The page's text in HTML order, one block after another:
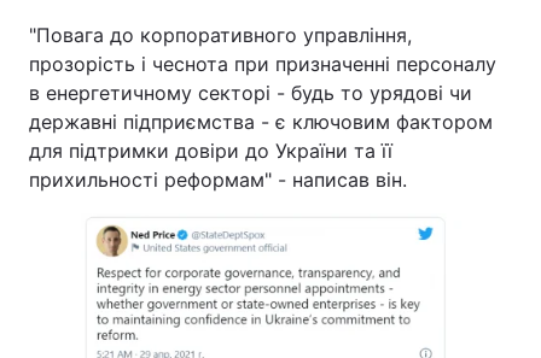
"Повага до корпоративного управління,
прозорість і чеснота при призначенні персоналу
в енергетичному секторі - будь то урядові чи
державні підприємства - є ключовим фактором
для підтримки довіри до України та її
прихильності реформам" - написав він.